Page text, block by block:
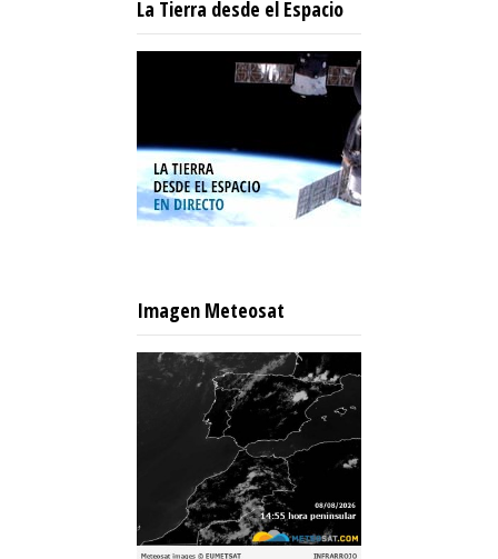
La Tierra desde el Espacio
Imagen Meteosat